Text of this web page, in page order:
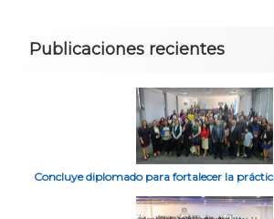
Publicaciones recientes
Concluye diplomado para fortalecer la